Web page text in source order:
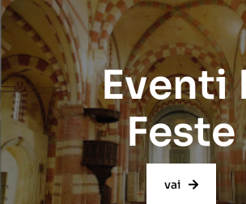
Eventi
Feste
vai